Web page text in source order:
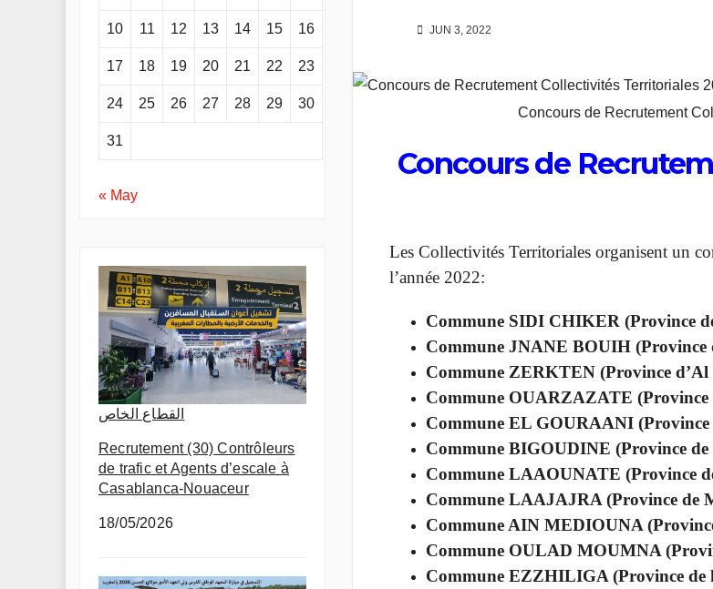
10 11 12 13 14 15 16
17 18 19 20 21 22 23
24 25 26 27 28 29 30
31
« May
القطاع الخاص
Recrutement (30) Contrôleurs
de trafic et Agents d’escale à
Casablanca-Nouaceur
18/05/2026
JUN 3, 2022
Concours de Recrutement
Concours de
Les Collectivités Territoriales organisent un
l’année 2022:
Commune SIDI CHIKER (Province
Commune JNANE BOUIH (Province
Commune ZERKTEN (Province d’Al
Commune OUARZAZATE (Province
Commune EL GOURAANI (Province
Commune BIGOUDINE (Province
Commune LAAOUNATE (Province
Commune LAAJAJRA (Province de
Commune AIN MEDIOUNA
Commune OULAD MOUMNA
Commune EZZHILIGA (Province de